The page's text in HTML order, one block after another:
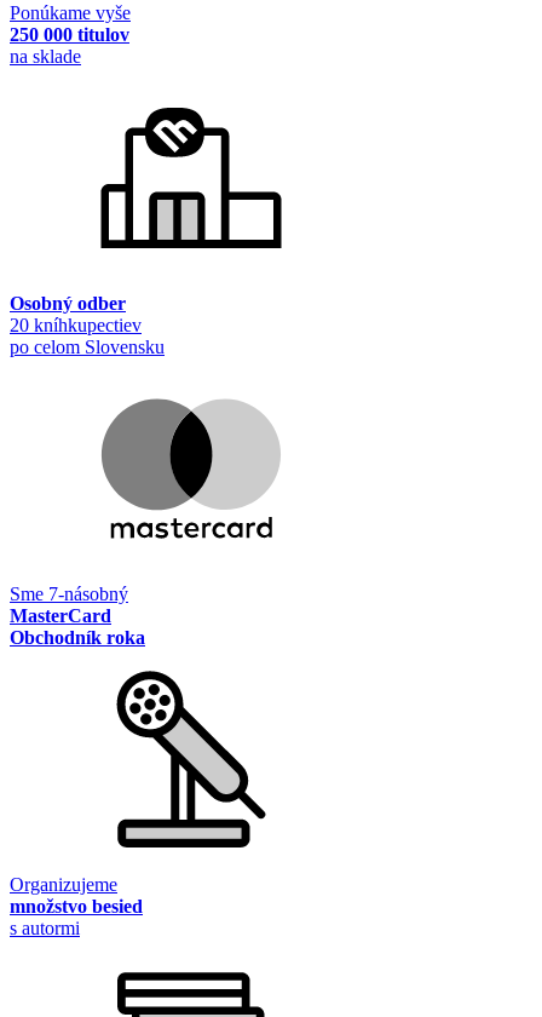
Ponúkame vyše
250 000 titulov
na sklade
Osobný odber
20 kníhkupectiev
po celom Slovensku
Sme 7-násobný
MasterCard
Obchodník roka
Organizujeme
množstvo besied
s autormi